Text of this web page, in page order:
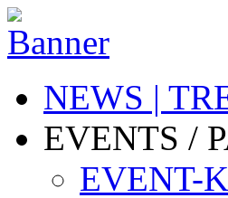
NEWS |
EVENTS /
EVENT-